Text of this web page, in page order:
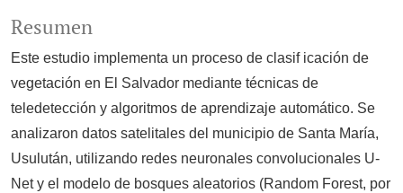
Resumen
Este estudio implementa un proceso de clasif icación de
vegetación en El Salvador mediante técnicas de
teledetección y algoritmos de aprendizaje automático. Se
analizaron datos satelitales del municipio de Santa María,
Usulután, utilizando redes neuronales convolucionales U-
Net y el modelo de bosques aleatorios (Random Forest, por